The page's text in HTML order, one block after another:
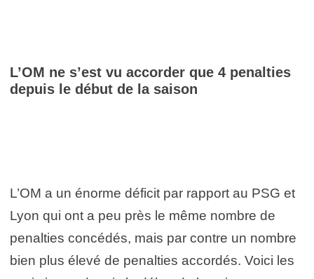
L’OM ne s’est vu accorder que 4 penalties
depuis le début de la saison
L’OM a un énorme déficit par rapport au PSG et
Lyon qui ont a peu près le même nombre de
penalties concédés, mais par contre un nombre
bien plus élevé de penalties accordés. Voici les